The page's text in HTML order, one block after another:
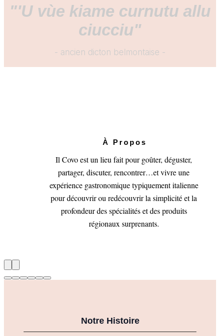
"'U vùe kiame curnutu allu
ciucciu"
- ancien dicton belmontaise -
À Propos
Il Covo est un lieu fait pour goûter, déguster,
partager, discuter, rencontrer…et vivre une
expérience gastronomique typiquement italienne
pour découvrir ou redécouvrir la simplicité et la
profondeur des spécialités et des produits
régionaux surprenants.
Notre Histoire